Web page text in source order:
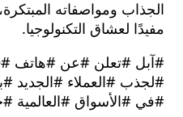
لعشاق التكنولوجيا.
#العملاء #الجديد #بأحدث
#العالمية #جمال